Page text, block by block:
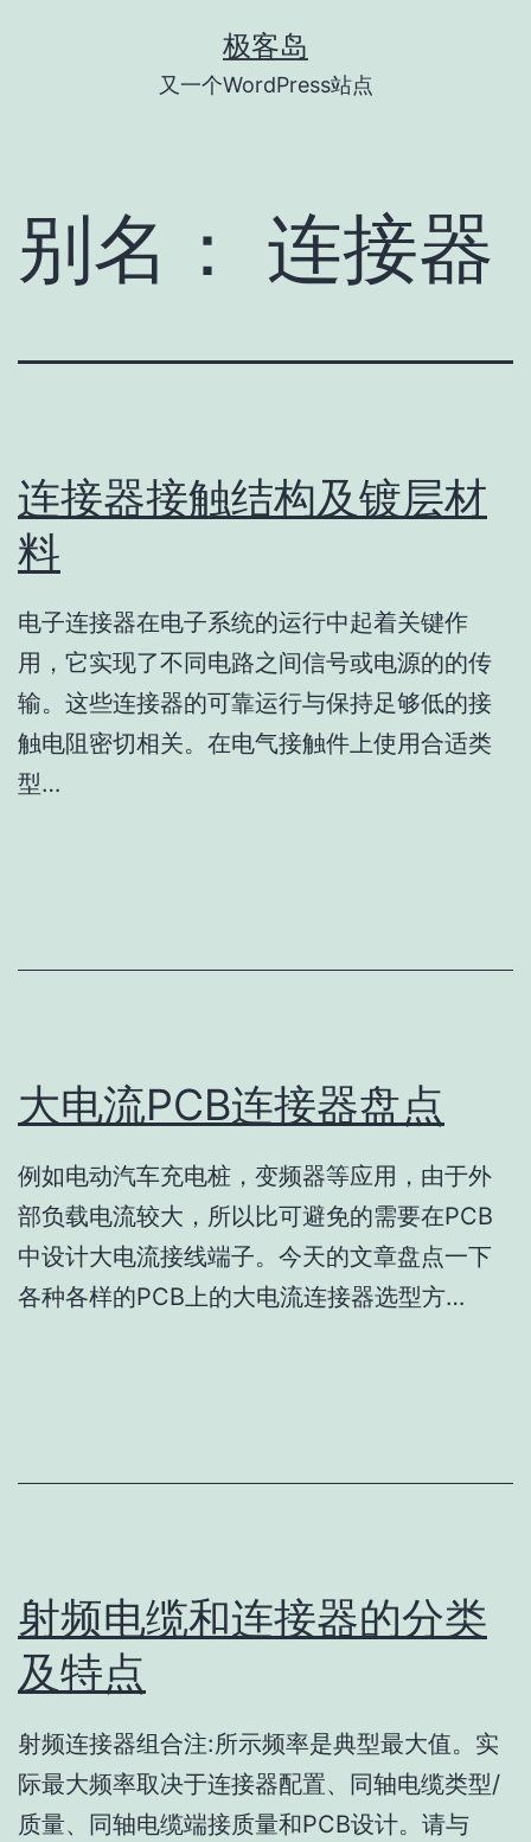
极客岛
又一个WordPress站点
别名： 连接器
连接器接触结构及镀层材
料
电子连接器在电子系统的运行中起着关键作
用，它实现了不同电路之间信号或电源的的传
输。这些连接器的可靠运行与保持足够低的接
触电阻密切相关。在电气接触件上使用合适类
型…
大电流PCB连接器盘点
例如电动汽车充电桩，变频器等应用，由于外
部负载电流较大，所以比可避免的需要在PCB
中设计大电流接线端子。今天的文章盘点一下
各种各样的PCB上的大电流连接器选型方…
射频电缆和连接器的分类
及特点
射频连接器组合注:所示频率是典型最大值。实
际最大频率取决于连接器配置、同轴电缆类型/
质量、同轴电缆端接质量和PCB设计。请与